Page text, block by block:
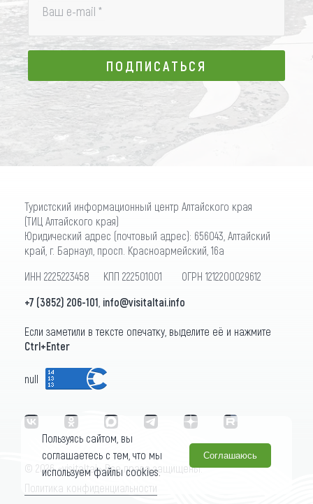
Ваш e-mail *
ПОДПИСАТЬСЯ
ПОДПИСАТЬСЯ
Туристский информационный центр Алтайского края
(ТИЦ Алтайского края)
Юридический адрес (почтовый адрес): 656043, Алтайский
край, г. Барнаул, просп. Красноармейский, 16а
ИНН 2225223458 КПП 222501001 ОГРН 1212200029612
+7 (3852) 206-101 info@visitaltai.info
Если заметили в тексте опечатку, выделите её и нажмите
Ctrl+Enter
null
© 2026 «visitaltai» Все права защищены.
Политика конфиденциальности
Пользуясь сайтом, вы
соглашаетесь с тем, что мы
используем файлы cookies.
Соглашаюсь